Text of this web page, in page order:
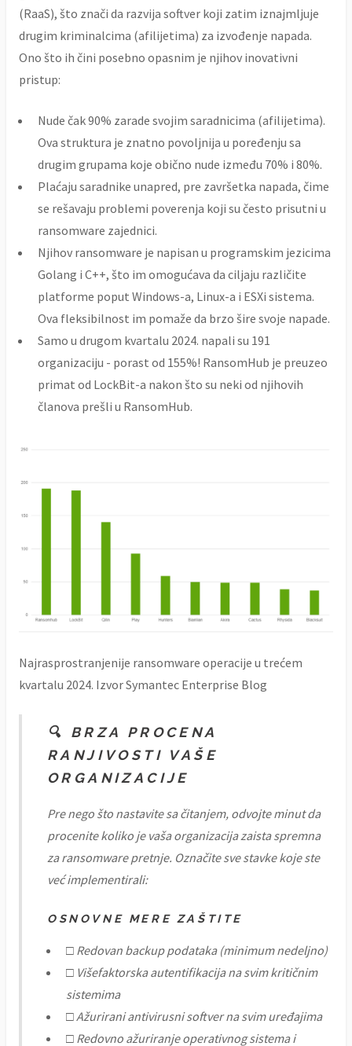
(RaaS), što znači da razvija softver koji zatim iznajmljuje
drugim kriminalcima (afilijetima) za izvođenje napada.
Ono što ih čini posebno opasnim je njihov inovativni
pristup:
Nude čak 90% zarade svojim saradnicima (afilijetima).
Ova struktura je znatno povoljnija u poređenju sa
drugim grupama koje obično nude između 70% i 80%.
Plaćaju saradnike unapred, pre završetka napada, čime
se rešavaju problemi poverenja koji su često prisutni u
ransomware zajednici.
Njihov ransomware je napisan u programskim jezicima
Golang i C++, što im omogućava da ciljaju različite
platforme poput Windows-a, Linux-a i ESXi sistema.
Ova fleksibilnost im pomaže da brzo šire svoje napade.
Samo u drugom kvartalu 2024. napali su 191
organizaciju - porast od 155%! RansomHub je preuzeo
primat od LockBit-a nakon što su neki od njihovih
članova prešli u RansomHub.
Najrasprostranjenije ransomware operacije u trećem
kvartalu 2024. Izvor Symantec Enterprise Blog
🔍 BRZA PROCENA
RANJIVOSTI VAŠE
ORGANIZACIJE
Pre nego što nastavite sa čitanjem, odvojte minut da
procenite koliko je vaša organizacija zaista spremna
za ransomware pretnje. Označite sve stavke koje ste
već implementirali:
OSNOVNE MERE ZAŠTITE
□ Redovan backup podataka (minimum nedeljno)
□ Višefaktorska autentifikacija na svim kritičnim
sistemima
□ Ažurirani antivirusni softver na svim uređajima
□ Redovno ažuriranje operativnog sistema i